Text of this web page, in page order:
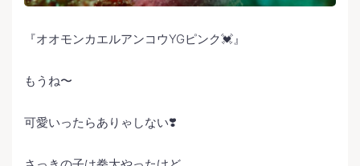
『オオモンカエルアンコウYGピンク💓』
もうね〜
可愛いったらありゃしない❣️